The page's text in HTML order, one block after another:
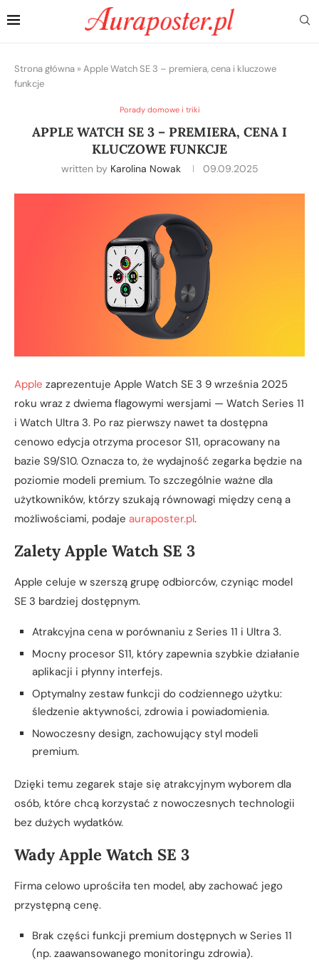
Strona główna » Apple Watch SE 3 – premiera, cena i kluczowe
funkcje
Porady domowe i triki
APPLE WATCH SE 3 – PREMIERA, CENA I
KLUCZOWE FUNKCJE
written by Karolina Nowak 09.09.2025
Apple zaprezentuje Apple Watch SE 3 9 września 2025
roku wraz z dwiema flagowymi wersjami — Watch Series 11
i Watch Ultra 3. Po raz pierwszy nawet ta dostępna
cenowo edycja otrzyma procesor S11, opracowany na
bazie S9/S10. Oznacza to, że wydajność zegarka będzie na
poziomie modeli premium. To szczególnie ważne dla
użytkowników, którzy szukają równowagi między ceną a
możliwościami, podaje auraposter.pl.
Zalety Apple Watch SE 3
Apple celuje w szerszą grupę odbiorców, czyniąc model
SE 3 bardziej dostępnym.
Atrakcyjna cena w porównaniu z Series 11 i Ultra 3.
Mocny procesor S11, który zapewnia szybkie działanie
aplikacji i płynny interfejs.
Optymalny zestaw funkcji do codziennego użytku:
śledzenie aktywności, zdrowia i powiadomienia.
Nowoczesny design, zachowujący styl modeli
premium.
Dzięki temu zegarek staje się atrakcyjnym wyborem dla
osób, które chcą korzystać z nowoczesnych technologii
bez dużych wydatków.
Wady Apple Watch SE 3
Firma celowo uprościła ten model, aby zachować jego
przystępną cenę.
Brak części funkcji premium dostępnych w Series 11
(np. zaawansowanego monitoringu zdrowia).